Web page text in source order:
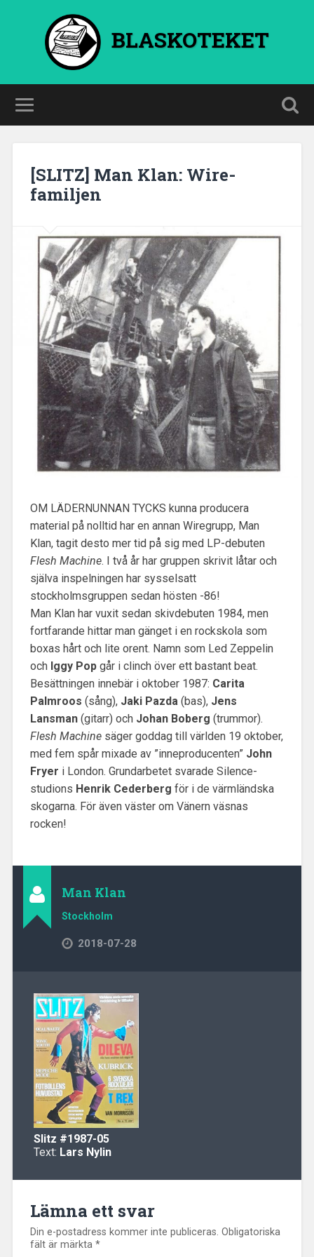
BLASKOTEKET
[SLITZ] Man Klan: Wire-
familjen
OM LÄDERNUNNAN TYCKS kunna producera
material på nolltid har en annan Wiregrupp, Man
Klan, tagit desto mer tid på sig med LP-debuten
Flesh Machine. I två år har gruppen skrivit låtar och
själva inspelningen har sysselsatt
stockholmsgruppen sedan hösten -86!
Man Klan har vuxit sedan skivdebuten 1984, men
fortfarande hittar man gänget i en rockskola som
boxas hårt och lite orent. Namn som Led Zeppelin
och Iggy Popgår i clinch över ett bastant beat.
Besättningen innebär i oktober 1987: Carita
Palmroos (sång), Jaki Pazda(bas), Jens
Lansman(gitarr) och Johan Boberg (trummor).
Flesh Machinesäger goddag till världen 19 oktober,
med fem spår mixade av ”inneproducenten” John
Fryer i London. Grundarbetet svarade Silence-
studions Henrik Cederberg för i de värmländska
skogarna. För även väster om Vänern väsnas
rocken!
Man Klan
Stockholm
2018-07-28
Slitz #1987-05
Text: Lars Nylin
Lämna ett svar
Din e-postadress kommer inte publiceras. Obligatoriska
fält är märkta *